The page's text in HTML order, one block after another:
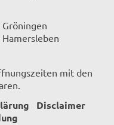
mit den
Disclaimer